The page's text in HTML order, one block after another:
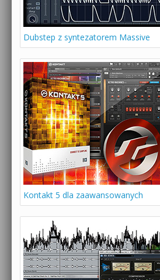
Dubstep z syntezatorem Massive
Kontakt 5 dla zaawansowanych